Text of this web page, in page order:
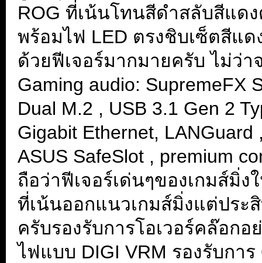
ROG ที่เน้นโทนสีดำสลับสีแด
พร้อมไฟ LED ตรงชิบเซ็ตสีแ
ด้วยฟีเจอร์มากมายครับ ไม่ว่า
Gaming audio: SupremeFX
Dual M.2 , USB 3.1 Gen 2
Gigabit Ethernet, LANGuard
ASUS SafeSlot , premium
ถือว่าฟีเจอร์เด่นๆของเกมส์มิ่
ที่เน้นออกแนวเกมส์มิ่งแต่ประ
ครับรองรับการโอเวอร์คล๊อก
ไฟแบบ DIGI VRM รองรับกา